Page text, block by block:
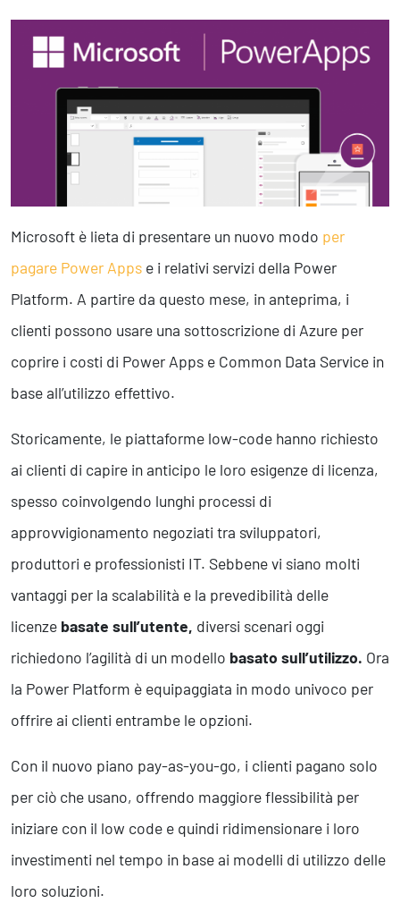
Future
Innovazione
Sostenibilità
Collaborative Design
Social Impacts
Digital
Modern Infrastructure
Produttività & Lavoro in Team
Remote Working & Video e Audio Conferencing
Sicurezza & Conformità
Sviluppo App
Operation
Smart Working
Efficientamento Aziendale
Project Management
Finanza & Gestione Economica
Sistemi di Gestione
Safety
Sicurezza sul Lavoro
Assistenza Ambientale
Cyber Security
Microsoft è lieta di presentare un nuovo modo per
pagare Power Apps e i relativi servizi della Power
Platform. A partire da questo mese, in anteprima, i
clienti possono usare una sottoscrizione di Azure per
coprire i costi di Power Apps e Common Data Service in
base all’utilizzo effettivo.
Storicamente, le piattaforme low-code hanno richiesto
ai clienti di capire in anticipo le loro esigenze di licenza,
spesso coinvolgendo lunghi processi di
approvvigionamento negoziati tra sviluppatori,
produttori e professionisti IT. Sebbene vi siano molti
vantaggi per la scalabilità e la prevedibilità delle
licenze basate sull’utente, diversi scenari oggi
richiedono l’agilità di un modello basato sull’utilizzo. Ora
la Power Platform è equipaggiata in modo univoco per
offrire ai clienti entrambe le opzioni.
Con il nuovo piano pay-as-you-go, i clienti pagano solo
per ciò che usano, offrendo maggiore flessibilità per
iniziare con il low code e quindi ridimensionare i loro
investimenti nel tempo in base ai modelli di utilizzo delle
loro soluzioni.